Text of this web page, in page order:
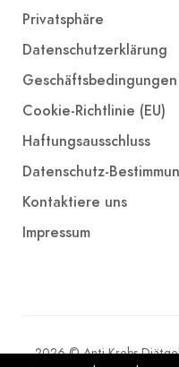
Privatsphäre
Datenschutzerklärung
Geschäftsbedingungen
Cookie-Richtlinie (EU)
Haftungsausschluss
Datenschutz-
Kontaktiere uns
Impressum
2026 © Anti-Krebs-